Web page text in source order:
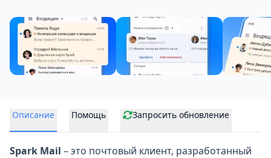
Описание Помощь Запросить обновление
Spark Mail – это почтовый клиент, разработанный